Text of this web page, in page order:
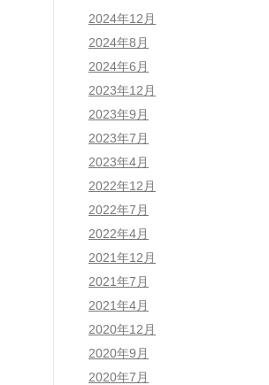
2024年12月
2024年8月
2024年6月
2023年12月
2023年9月
2023年7月
2023年4月
2022年12月
2022年7月
2022年4月
2021年12月
2021年7月
2021年4月
2020年12月
2020年9月
2020年7月